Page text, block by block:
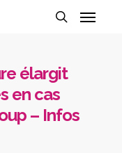
élargit
en cas
– Infos